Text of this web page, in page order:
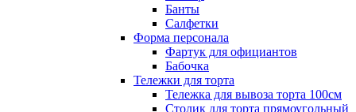
Банты
Салфетки
Форма персонала
Фартук для официантов
Бабочка
Тележки для торта
Тележка для вывоза торта 100см
Столик для торта прямоугольный